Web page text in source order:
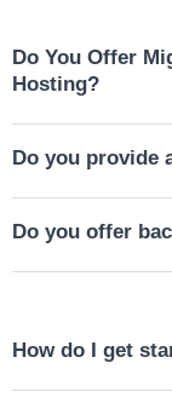
Do You Offer
Hosting?
Do you provide
Do you offer
How do I get